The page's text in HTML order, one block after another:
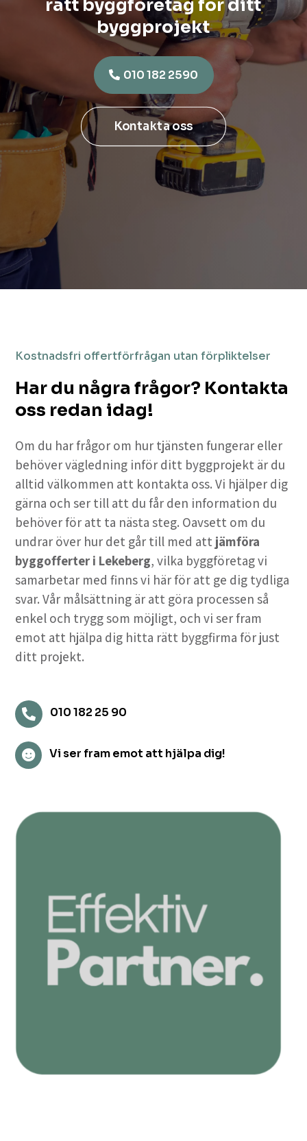
rätt byggföretag för ditt
byggprojekt
010 182 2590
Kontakta oss
Kostnadsfri offertförfrågan utan förpliktelser
Har du några frågor? Kontakta
oss redan idag!
Om du har frågor om hur tjänsten fungerar eller
behöver vägledning inför ditt byggprojekt är du
alltid välkommen att kontakta oss. Vi hjälper dig
gärna och ser till att du får den information du
behöver för att ta nästa steg. Oavsett om du
undrar över hur det går till med att jämföra
byggofferter i Lekeberg, vilka byggföretag vi
samarbetar med finns vi här för att ge dig tydliga
svar. Vår målsättning är att göra processen så
enkel och trygg som möjligt, och vi ser fram
emot att hjälpa dig hitta rätt byggfirma för just
ditt projekt.
 010 182 25 90
 Vi ser fram emot att hjälpa dig!